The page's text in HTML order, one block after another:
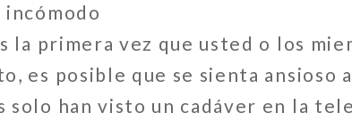
la primera vez que usted o los
es posible que se sienta ansioso
solo han visto un cadáver en la